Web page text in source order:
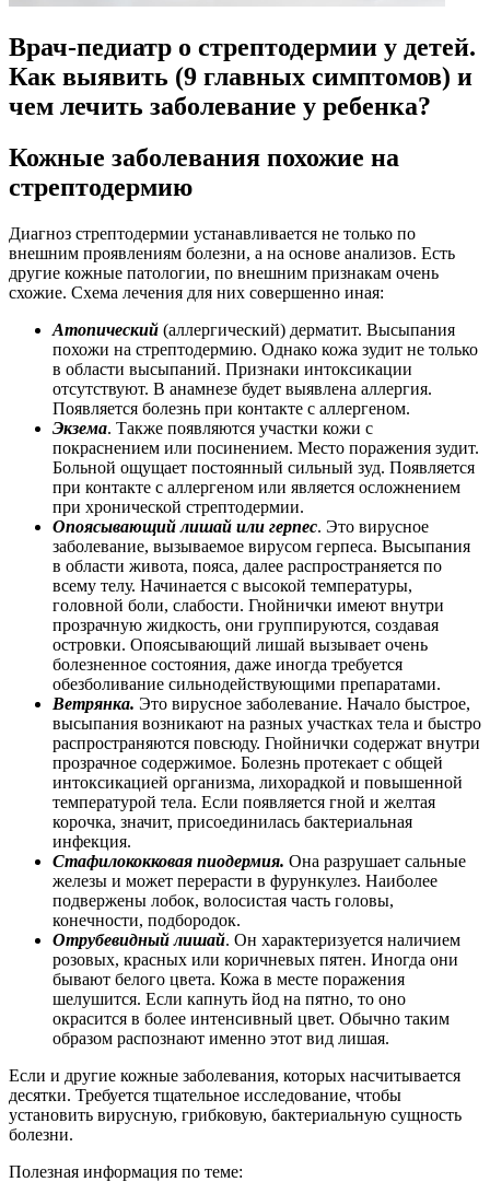
Врач-педиатр о стрептодермии у детей.
Как выявить (9 главных симптомов) и
чем лечить заболевание у ребенка?
Кожные заболевания похожие на
стрептодермию
Диагноз стрептодермии устанавливается не только по
внешним проявлениям болезни, а на основе анализов. Есть
другие кожные патологии, по внешним признакам очень
схожие. Схема лечения для них совершенно иная:
Атопический (аллергический) дерматит. Высыпания
похожи на стрептодермию. Однако кожа зудит не только
в области высыпаний. Признаки интоксикации
отсутствуют. В анамнезе будет выявлена аллергия.
Появляется болезнь при контакте с аллергеном.
Экзема. Также появляются участки кожи с
покраснением или посинением. Место поражения зудит.
Больной ощущает постоянный сильный зуд. Появляется
при контакте с аллергеном или является осложнением
при хронической стрептодермии.
Опоясывающий лишай или герпес. Это вирусное
заболевание, вызываемое вирусом герпеса. Высыпания
в области живота, пояса, далее распространяется по
всему телу. Начинается с высокой температуры,
головной боли, слабости. Гнойнички имеют внутри
прозрачную жидкость, они группируются, создавая
островки. Опоясывающий лишай вызывает очень
болезненное состояния, даже иногда требуется
обезболивание сильнодействующими препаратами.
Ветрянка. Это вирусное заболевание. Начало быстрое,
высыпания возникают на разных участках тела и быстро
распространяются повсюду. Гнойнички содержат внутри
прозрачное содержимое. Болезнь протекает с общей
интоксикацией организма, лихорадкой и повышенной
температурой тела. Если появляется гной и желтая
корочка, значит, присоединилась бактериальная
инфекция.
Стафилококковая пиодермия. Она разрушает сальные
железы и может перерасти в фурункулез. Наиболее
подвержены лобок, волосистая часть головы,
конечности, подбородок.
Отрубевидный лишай. Он характеризуется наличием
розовых, красных или коричневых пятен. Иногда они
бывают белого цвета. Кожа в месте поражения
шелушится. Если капнуть йод на пятно, то оно
окрасится в более интенсивный цвет. Обычно таким
образом распознают именно этот вид лишая.
Если и другие кожные заболевания, которых насчитывается
десятки. Требуется тщательное исследование, чтобы
установить вирусную, грибковую, бактериальную сущность
болезни.
Полезная информация по теме: